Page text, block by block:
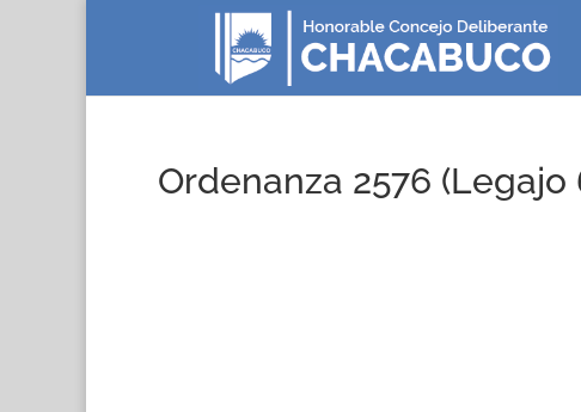
Ordenanza 2576 (Legajo